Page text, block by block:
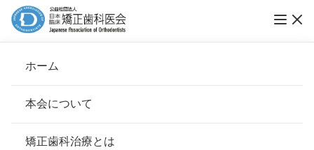
ホーム
本会について
会長挨拶
矯正歯科治療とは
ホーム 会員医院検索